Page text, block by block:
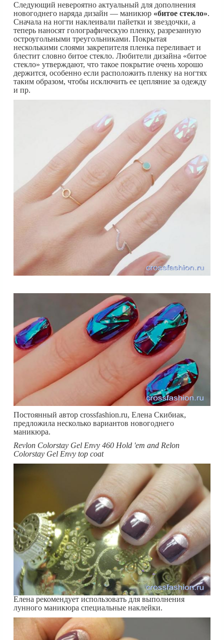
Следующий невероятно актуальный для дополнения
новогоднего наряда дизайн — маникюр «битое стекло».
Сначала на ногти наклеивали пайетки и звездочки, а
теперь наносят голографическую пленку, разрезанную
остроугольными треугольниками. Покрытая
несколькими слоями закрепителя пленка переливает и
блестит словно битое стекло. Любители дизайна «битое
стекло» утверждают, что такое покрытие очень хорошо
держится, особенно если расположить пленку на ногтях
таким образом, чтобы исключить ее цепляние за одежду
и пр.
Постоянный автор crossfashion.ru, Елена Скибиак,
предложила несколько вариантов новогоднего
маникюра.
Revlon Colorstay Gel Envy 460 Hold 'em and Relon
Colorstay Gel Envy top coat
Елена рекомендует использовать для выполнения
лунного маникюра специальные наклейки.